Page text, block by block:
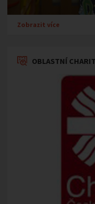
Zobrazit více
OBLASTNÍ